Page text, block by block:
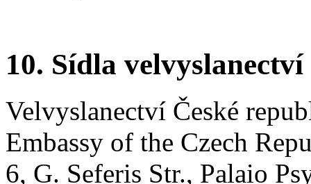
10. Sídla velvyslanectví
Velvyslanectví České
Embassy of the Czech
6, G. Seferis Str., Palaio